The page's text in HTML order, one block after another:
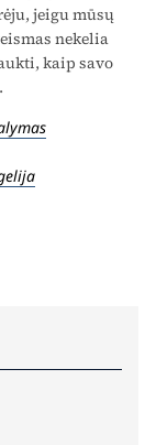
jeigu mūsų
nekelia
kaip savo